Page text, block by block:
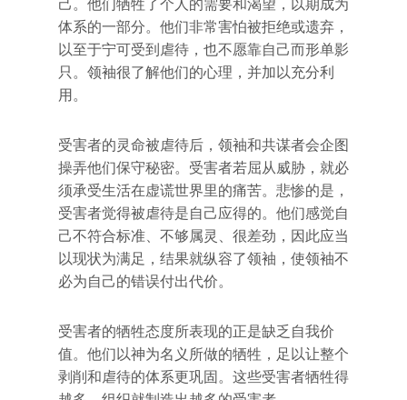
己。他们牺牲了个人的需要和渴望，以期成为
体系的一部分。他们非常害怕被拒绝或遗弃，
以至于宁可受到虐待，也不愿靠自己而形单影
只。领袖很了解他们的心理，并加以充分利
用。
受害者的灵命被虐待后，领袖和共谋者会企图
操弄他们保守秘密。受害者若屈从威胁，就必
须承受生活在虚谎世界里的痛苦。悲惨的是，
受害者觉得被虐待是自己应得的。他们感觉自
己不符合标准、不够属灵、很差劲，因此应当
以现状为满足，结果就纵容了领袖，使领袖不
必为自己的错误付出代价。
受害者的牺牲态度所表现的正是缺乏自我价
值。他们以神为名义所做的牺牲，足以让整个
剥削和虐待的体系更巩固。这些受害者牺牲得